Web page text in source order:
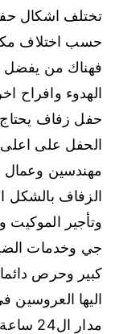
تختلف اشكال
حسب اختلاف
فهناك من يفضل
الهدوء وافراح
حفل زفاف
الحفل على اعلى
مهندسين وعمال
الزفاف
وتأجير الموكيت
جي وخدمات
كبير وحرص
اليها العروسين
مدار